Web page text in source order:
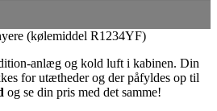
(kølemiddel R1234YF)
anlæg og kold luft i kabinen. Din
for utætheder og der påfyldes op til
og se din pris med det samme!